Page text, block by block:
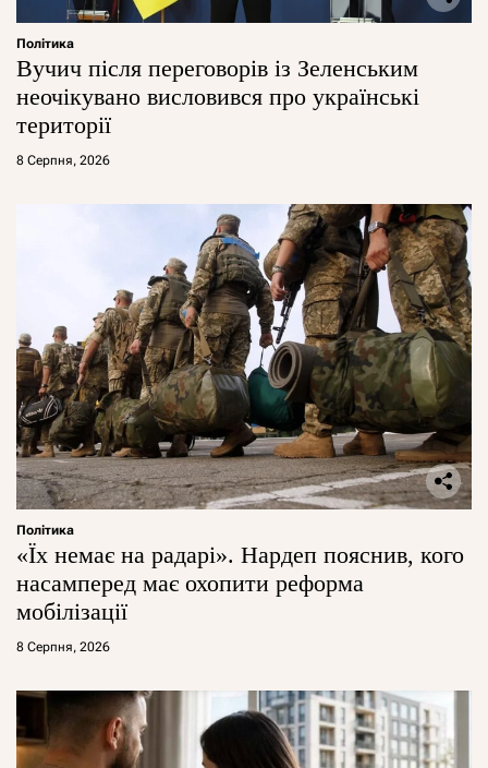
Політика
Вучич після переговорів із Зеленським
неочікувано висловився про українські
території
8 Серпня, 2026
Політика
«Їх немає на радарі». Нардеп пояснив, кого
насамперед має охопити реформа
мобілізації
8 Серпня, 2026